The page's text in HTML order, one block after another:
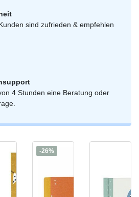
sind zufrieden & empfehlen
4 Stunden eine Beratung oder
-26%